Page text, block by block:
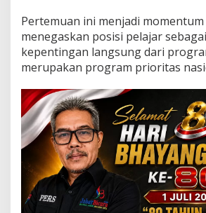
m
k
E
v
l
u
a
s
i
M
B
k
e
Pertemuan ini menjadi
menegaskan posisi pelajar
kepentingan langsung dari
merupakan program prioritas